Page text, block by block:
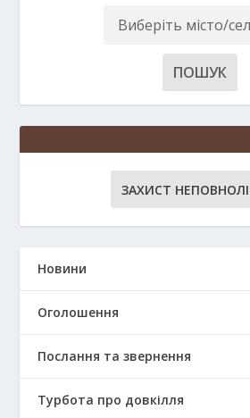
ЗАХИСТ
Новини
Оголошення
Послання та звернення
Турбота про довкілля